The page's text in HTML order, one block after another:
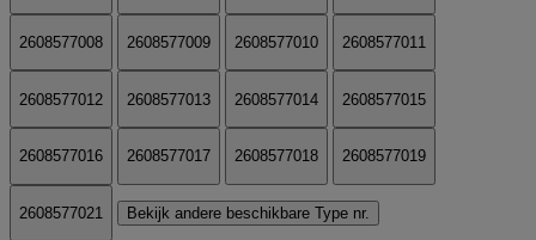
2608577008 2608577009 2608577010 2608577011
2608577012 2608577013 2608577014 2608577015
2608577016 2608577017 2608577018 2608577019
2608577021 Bekijk andere beschikbare Type nr.